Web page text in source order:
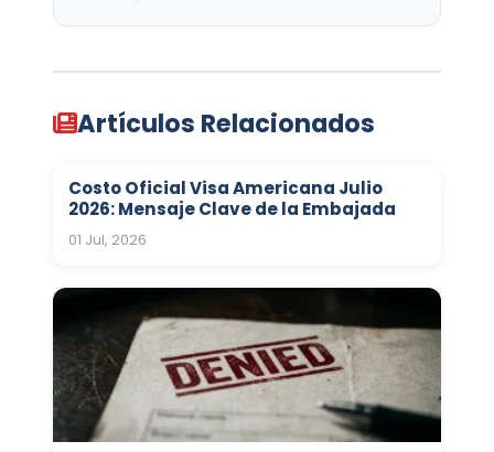
Artículos Relacionados
Costo Oficial Visa Americana Julio
2026: Mensaje Clave de la Embajada
01 Jul, 2026